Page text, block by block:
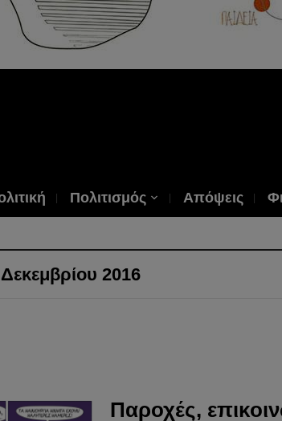
Πολιτισμός Απόψεις
2016
Παροχές,